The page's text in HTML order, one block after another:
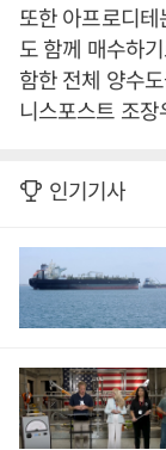
또한 아프로디
도 함께 매수하
함한 전체 양수
니스포스트 조장
인기기사